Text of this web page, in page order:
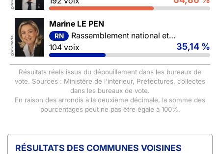
©
©
Wikimedia
Marine LE PEN
RN
Rassemblement national et ses alliés
104 voix
35,14 %
Résultats réels issus du dépouillement dans les bureaux de
vote. Sources : Ministère de l'intérieur, Préfectures, collectes
dans les bureaux de vote.
En raison des arrondis à la deuxième décimale, la somme des
pourcentages peut ne pas être égale à 100%.
COMMUNES VOISINES